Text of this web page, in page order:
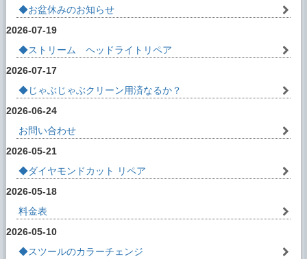
2021年04月01日
ブログに 「◆インスタグラムのホイールリ
ペア事例、更新中」を追加しました。
2021年02月21日
ブログに 「◆インスタグラムのホイールリ
ペア事例、更新中」を追加しました。
2021年02月07日
ブログに 「◆インスタグラムのホイールリ
ペア事例、更新中」を追加しました。
ブログに 「◆インスタグラムのヘッドライ
トリペア事例、更新中」を追加しました。
2020年06月23日
ブログに 「◆レクサスLSヘッドライトリペ
◆お盆休みのお知らせ
2026-07-19
◆ストリーム ヘッドライトリペア
2026-07-17
◆じゃぶじゃぶクリーン用済なるか？
2026-06-24
お問い合わせ
2026-05-21
◆ダイヤモンドカット リペア
2026-05-18
料金表
2026-05-10
◆スツールのカラーチェンジ